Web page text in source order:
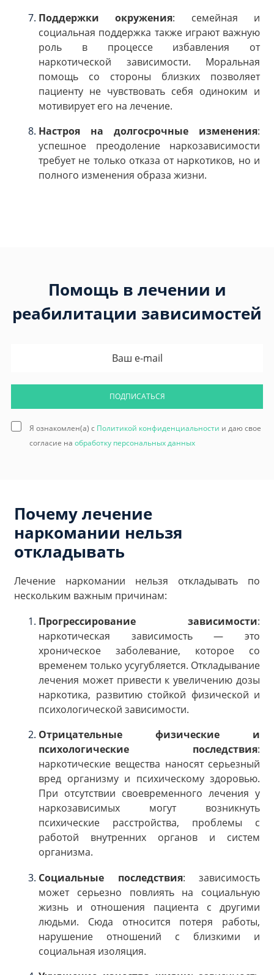
Поддержки окружения: семейная и
социальная поддержка также играют важную
роль в процессе избавления от
наркотической зависимости. Моральная
помощь со стороны близких позволяет
пациенту не чувствовать себя одиноким и
мотивирует его на лечение.
Настроя на долгосрочные изменения:
успешное преодоление наркозависимости
требует не только отказа от наркотиков, но и
полного изменения образа жизни.
Помощь в лечении и
реабилитации зависимостей
ПОДПИСАТЬСЯ
Я ознакомлен(а) с Политикой конфиденциальности и даю свое
согласие на обработку персональных данных
Почему лечение
наркомании нельзя
откладывать
Лечение наркомании нельзя откладывать по
нескольким важным причинам:
Прогрессирование зависимости:
наркотическая зависимость — это
хроническое заболевание, которое со
временем только усугубляется. Откладывание
лечения может привести к увеличению дозы
наркотика, развитию стойкой физической и
психологической зависимости.
Отрицательные физические и
психологические последствия:
наркотические вещества наносят серьезный
вред организму и психическому здоровью.
При отсутствии своевременного лечения у
наркозависимых могут возникнуть
психические расстройства, проблемы с
работой внутренних органов и систем
организма.
Социальные последствия: зависимость
может серьезно повлиять на социальную
жизнь и отношения пациента с другими
людьми. Сюда относится потеря работы,
нарушение отношений с близкими и
социальная изоляция.